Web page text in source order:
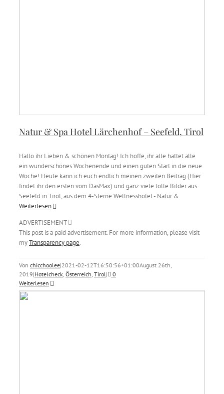
Natur & Spa Hotel Lärchenhof – Seefeld, Tirol
Hallo ihr Lieben & schönen Montag! Ich hoffe, ihr alle hattet alle
ein wunderschönes Wochenende und einen guten Start in die neue
Woche! Heute kann ich euch endlich meinen zweiten Beitrag (Hier
findet ihr den ersten vom DasMax) und ganz viele tolle Bilder aus
Seefeld in Tirol, aus dem 4-Sterne Wellnesshotel - Natur &
Weiterlesen
ADVERTISEMENT
This post is a paid advertisement. For more information, please visit
myTransparency page.
Von chicchoolee|2021-02-12T16:50:56+01:00August 26th,
2019|Hotelcheck, Österreich, Tirol|
0
Weiterlesen